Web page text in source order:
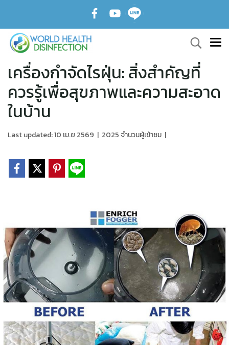
เครื่องกำจัดไรฝุ่น: สิ่งสำคัญที่
ควรรู้เพื่อสุขภาพและความสะอาด
ในบ้าน
Last updated: 10 เม.ย 2569 | 2025 จำนวนผู้เข้าชม |